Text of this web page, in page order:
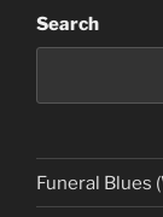
Search
Funeral Blues